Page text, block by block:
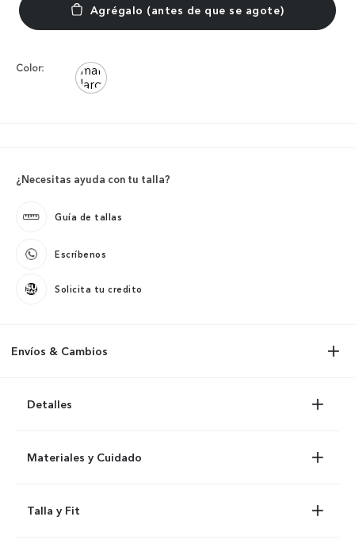
Color:
¿Necesitas ayuda con tu talla?
Guía de tallas
Escríbenos
Solicita tu credito
Envíos & Cambios
Detalles
Materiales y Cuidado
Talla y Fit